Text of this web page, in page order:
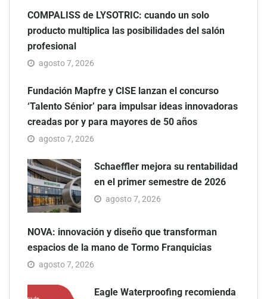
COMPALISS de LYSOTRIC: cuando un solo
producto multiplica las posibilidades del salón
profesional
agosto 7, 2026
Fundación Mapfre y CISE lanzan el concurso
‘Talento Sénior’ para impulsar ideas innovadoras
creadas por y para mayores de 50 años
agosto 7, 2026
Schaeffler mejora su rentabilidad
en el primer semestre de 2026
agosto 7, 2026
NOVA: innovación y diseño que transforman
espacios de la mano de Tormo Franquicias
agosto 7, 2026
Eagle Waterproofing recomienda